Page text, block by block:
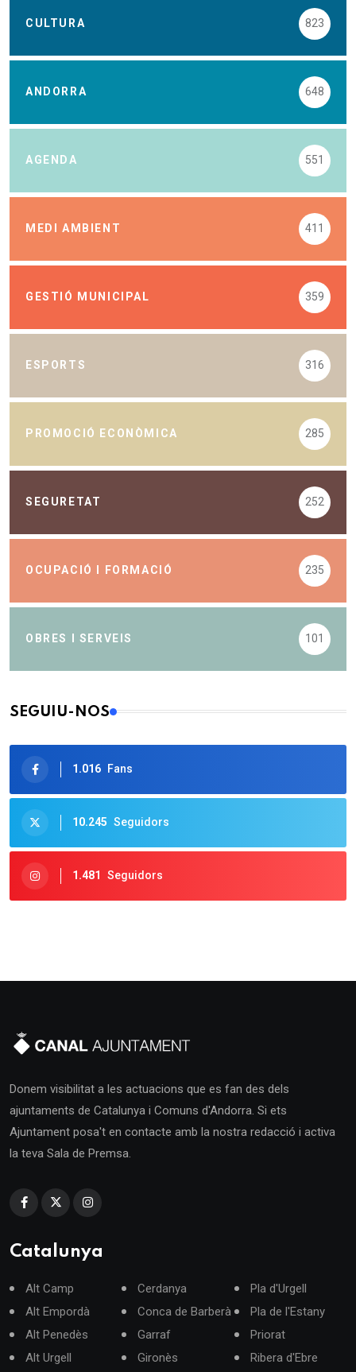
CULTURA 823
ANDORRA 648
AGENDA 551
MEDI AMBIENT 411
GESTIÓ MUNICIPAL 359
ESPORTS 316
PROMOCIÓ ECONÒMICA 285
SEGURETAT 252
OCUPACIÓ I FORMACIÓ 235
OBRES I SERVEIS 101
SEGUIU-NOS
1.016 Fans
10.245 Seguidors
1.481 Seguidors
Donem visibilitat a les actuacions que es fan des dels
ajuntaments de Catalunya i Comuns d'Andorra. Si ets
Ajuntament posa't en contacte amb la nostra redacció i activa
la teva Sala de Premsa.
Catalunya
Alt Camp
Alt Empordà
Alt Penedès
Alt Urgell
Cerdanya
Conca de Barberà
Garraf
Gironès
Pla d'Urgell
Pla de l'Estany
Priorat
Ribera d'Ebre